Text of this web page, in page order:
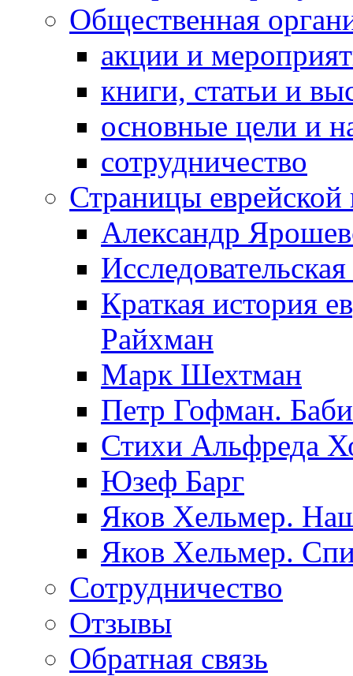
Общественная
акции и
книги, статьи и
основные цели и
сотрудничество
Страницы
Александр
Краткая история
Райхман
Марк Шехтман
Петр Гофман.
Стихи Альфреда
Юзеф Барг
Яков Хельмер.
Яков Хельмер.
Сотрудничество
Отзывы
Обратная связь